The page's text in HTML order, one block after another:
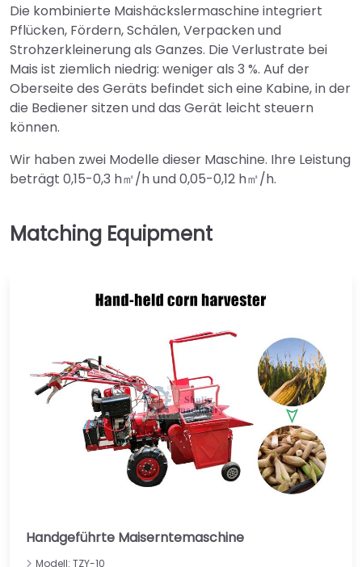
Die kombinierte Maishäckslermaschine integriert
Pflücken, Fördern, Schälen, Verpacken und
Strohzerkleinerung als Ganzes. Die Verlustrate bei
Mais ist ziemlich niedrig: weniger als 3 %. Auf der
Oberseite des Geräts befindet sich eine Kabine, in der
die Bediener sitzen und das Gerät leicht steuern
können.
Wir haben zwei Modelle dieser Maschine. Ihre Leistung
beträgt 0,15-0,3 h㎡/h und 0,05-0,12 h㎡/h.
Handgeführte Maiserntemaschine
Modell: TZY-10